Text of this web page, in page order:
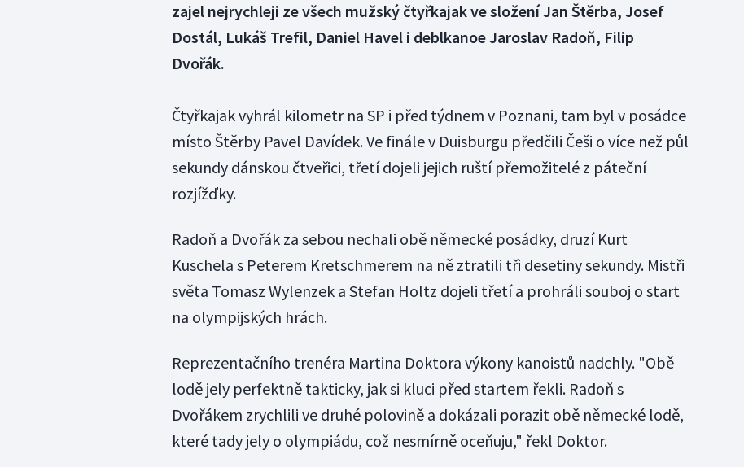
zajel nejrychleji ze všech mužský čtyřkajak ve složení Jan Štěrba, Josef
Dostál, Lukáš Trefil, Daniel Havel i deblkanoe Jaroslav Radoň, Filip
Dvořák.
Čtyřkajak vyhrál kilometr na SP i před týdnem v Poznani, tam byl v posádce
místo Štěrby Pavel Davídek. Ve finále v Duisburgu předčili Češi o více než půl
sekundy dánskou čtveřici, třetí dojeli jejich ruští přemožitelé z páteční
rozjížďky.
Radoň a Dvořák za sebou nechali obě německé posádky, druzí Kurt
Kuschela s Peterem Kretschmerem na ně ztratili tři desetiny sekundy. Mistři
světa Tomasz Wylenzek a Stefan Holtz dojeli třetí a prohráli souboj o start
na olympijských hrách.
Reprezentačního trenéra Martina Doktora výkony kanoistů nadchly. "Obě
lodě jely perfektně takticky, jak si kluci před startem řekli. Radoň s
Dvořákem zrychlili ve druhé polovině a dokázali porazit obě německé lodě,
které tady jely o olympiádu, což nesmírně oceňuju," řekl Doktor.